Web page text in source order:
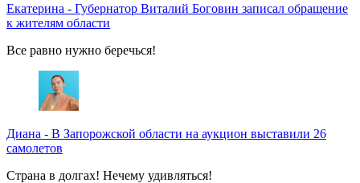
Екатерина - Губернатор Виталий Боговин записал обращение
к жителям области
Все равно нужно беречься!
Диана - В Запорожской области на аукцион выставили 26
самолетов
Страна в долгах! Нечему удивляться!